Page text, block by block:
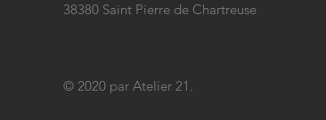
38380 Saint Pierre de Chartreuse
© 2020 par Atelier 21.